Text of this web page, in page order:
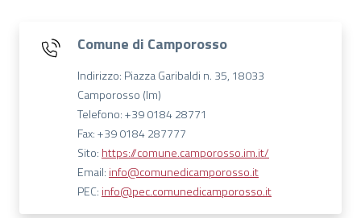
Comune di Camporosso
Indirizzo: Piazza Garibaldi n. 35, 18033
Camporosso (Im)
Telefono: +39 0184 28771
Fax: +39 0184 287777
Sito: https://comune.camporosso.im.it/
Email: info@comunedicamporosso.it
PEC: info@pec.comunedicamporosso.it